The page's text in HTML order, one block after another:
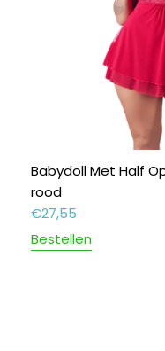
Babydoll Met Half
rood
€27,55
Bestellen